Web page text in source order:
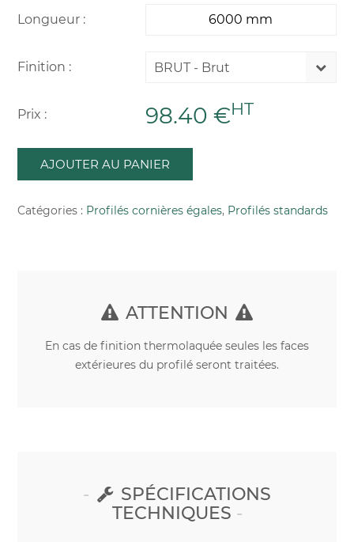
Longueur :
Finition : BRUT - Brut
Prix : 98.40 €HT
AJOUTER AU PANIER
Catégories : Profilés cornières égales, Profilés standards
ATTENTION
En cas de finition thermolaquée seules les faces
extérieures du profilé seront traitées.
SPÉCIFICATIONS
TECHNIQUES